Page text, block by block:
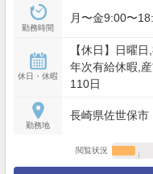
勤務時間
月〜金9:00〜
休日・休暇
【休日】日曜
年次有給休暇,
110日
勤務地
長崎県佐世保市
閲覧状況